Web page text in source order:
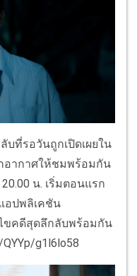
ที่รอวันถูกเปิดเผยใน
อากาศให้ชมพร้อมกัน
น. เริ่มตอนแรก
อปพลิเคชัน
ไขคดีสุดลึกลับพร้อมกัน
g1l6lo58